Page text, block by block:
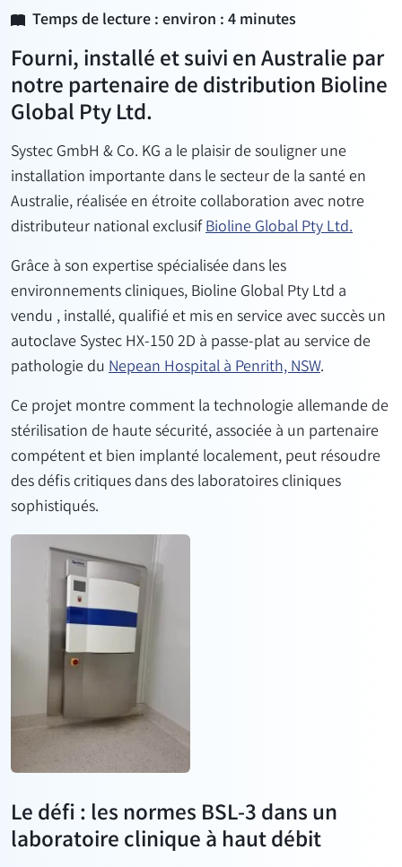
Temps de lecture : environ : 4 minutes
Fourni, installé et suivi en Australie par
notre partenaire de distribution Bioline
Global Pty Ltd.
Systec GmbH & Co. KG a le plaisir de souligner une
installation importante dans le secteur de la santé en
Australie,réaliséeen étroite collaboration avec notre
distributeur national exclusifBioline Global Pty Ltd.
Grâce à son expertise spécialisée dans les
environnements cliniques, Bioline Global Pty Ltd a
vendu , installé, qualifié et mis en service avec succès un
autoclaveSystecHX-150 2D à passe-platauservice de
pathologie duNepean Hospital à Penrith, NSW.
Ce projet montre comment la technologie allemande de
stérilisation de haute sécurité, associée à un partenaire
compétent et bien implanté localement, peut résoudre
des défis critiques dans des laboratoires cliniques
sophistiqués.
Le défi : les normes BSL-3 dans un
laboratoire clinique à haut débit